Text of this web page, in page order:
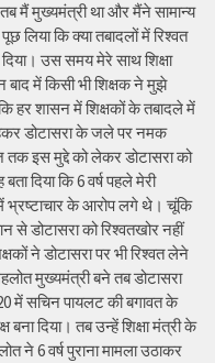
मैं मुख्यमंत्री था और मैंने सामान्य
लिया कि क्या तबादलों में रिश्वत
उस समय मेरे साथ शिक्षा
बाद में किसी भी शिक्षक ने मुझे
हर शासन में शिक्षकों के तबादले में
डोटासरा के जले पर नमक
इस मुद्दे को लेकर डोटासरा को
दिया कि 6 वर्ष पहले मेरी
में भ्रष्टाचार के आरोप लगे थे। चूंकि
से डोटासरा को रिश्वतखोर नहीं
ने डोटासरा पर भी रिश्वत लेने
मुख्यमंत्री बने तब डोटासरा
में सचिन पायलट की बगावत के
दिया। तब उन्हें शिक्षा मंत्री के
ने 6 वर्ष पुराना मामला उठाकर